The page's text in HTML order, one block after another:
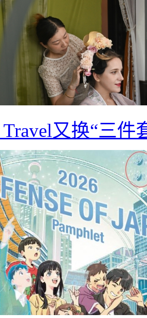
Travel又换“三